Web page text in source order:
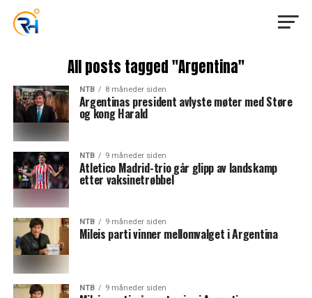
All posts tagged "Argentina"
NTB 8 måneder siden
Argentinas president avlyste møter med Støre
og kong Harald
NTB 9 måneder siden
Atletico Madrid-trio går glipp av landskamp
etter vaksinetrøbbel
NTB 9 måneder siden
Mileis parti vinner mellomvalget i Argentina
NTB 9 måneder siden